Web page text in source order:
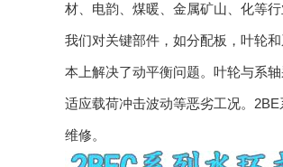
材、电韵、煤暖、金属矿山、化等
我们对关键部件，如分配板，叶轮
本上解决了动平衡问题。叶轮与系
适应载荷冲击波动等恶劣工况。
维修。